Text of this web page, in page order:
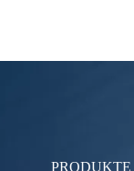
PRODUKTE